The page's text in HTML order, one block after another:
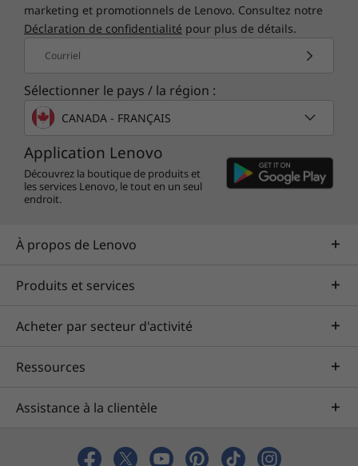
marketing et promotionnels de Lenovo. Consultez notre
Déclaration de confidentialité pour plus de détails.
Courriel
Sélectionner le pays / la région :
CANADA - FRANÇAIS
Application Lenovo
Découvrez la boutique de produits et
les services Lenovo, le tout en un seul
endroit.
À propos de Lenovo
Produits et services
Acheter par secteur d'activité
Ressources
Assistance à la clientèle